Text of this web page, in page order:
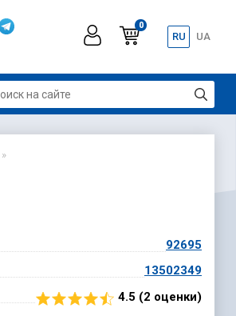
0
RU UA
92695
13502349
4.5 (2 оценки)